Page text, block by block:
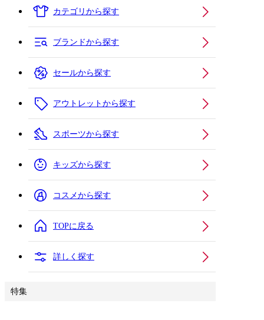
カテゴリから探す
ブランドから探す
セールから探す
アウトレットから探す
スポーツから探す
キッズから探す
コスメから探す
TOPに戻る
詳しく探す
特集